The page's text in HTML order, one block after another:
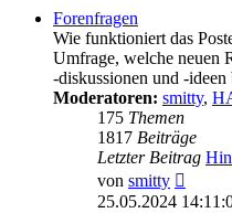
Forenfragen
Wie funktioniert das
Umfrage, welche neuen
-diskussionen und -ideen
Moderatoren: smitty,
175 Themen
1817 Beiträge
Letzter Beitrag
von smitty
25.05.2024